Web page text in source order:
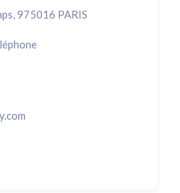
975016 PARIS